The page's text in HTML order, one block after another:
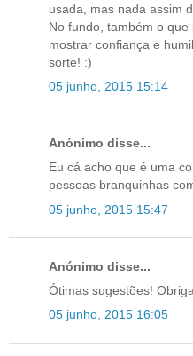
usada, mas nada assim
No fundo, também o
mostrar confiança e
sorte! :)
05 junho, 2015 15:14
Anónimo disse...
Eu cá acho que é uma
pessoas branquinhas
05 junho, 2015 15:47
Anónimo disse...
Ótimas sugestões!
05 junho, 2015 16:05